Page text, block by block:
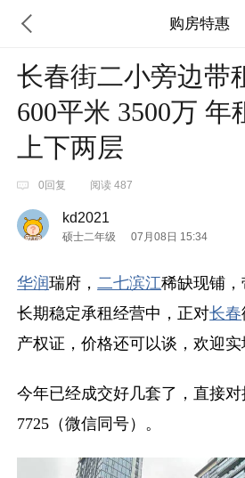
购房特惠
长春街二小旁边带
600平米 3500万 年
上下两层
0回复 阅读 487
kd2021
硕士二年级 07月08日 15:34
华润瑞府，二七滨江稀缺现铺，
长期稳定承租经营中，正对长春
产权证，价格还可以谈，欢迎实
今年已经成交好几套了，直接对
7725（微信同号）。